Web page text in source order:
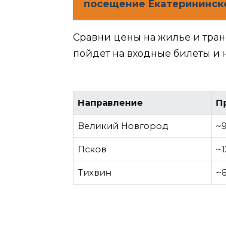
посещение
Сравни цены на жилье и
пойдет на входные билеты и
Направление
Великий Новгород
Псков
Тихвин